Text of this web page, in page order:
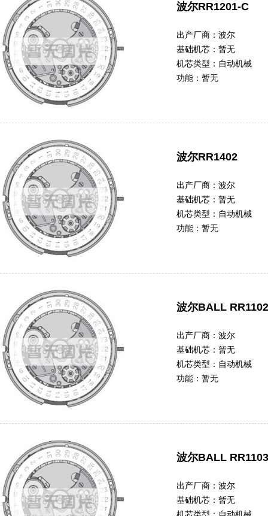
波尔RR1201-C
出产厂商： 波尔
基础机芯： 暂无
机芯类型： 自动机械
功能： 暂无
波尔RR1402
出产厂商： 波尔
基础机芯： 暂无
机芯类型： 自动机械
功能： 暂无
波尔BALL RR1102
出产厂商： 波尔
基础机芯： 暂无
机芯类型： 自动机械
功能： 暂无
波尔BALL
出产厂商： 波尔
基础机芯： 暂无